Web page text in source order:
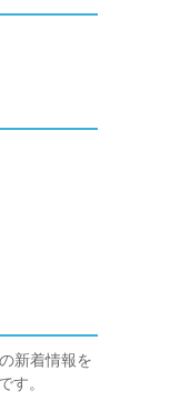
新着情報を
す。